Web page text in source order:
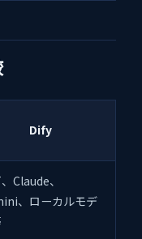
Dify
Claude、
、ローカルモデ